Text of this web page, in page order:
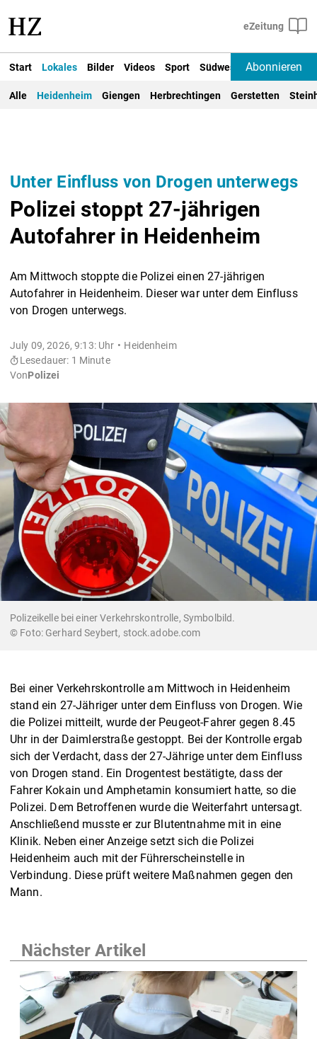
Start Lokales Bilder Videos Sport Südwest Deutschland
Abonnieren
Alle Heidenheim Giengen Herbrechtingen Gerstetten
Unter Einfluss von Drogen unterwegs
Polizei stoppt 27-jährigen
Autofahrer in Heidenheim
Am Mittwoch stoppte die Polizei einen 27-jährigen
Autofahrer in Heidenheim. Dieser war unter dem Einfluss
von Drogen unterwegs.
July 09, 2026, 9:13: Uhr
Heidenheim
Lesedauer: 1 Minute
VonPolizei
Polizeikelle bei einer Verkehrskontrolle, Symbolbild.
© Foto: Gerhard Seybert, stock.adobe.com
Bei einer Verkehrskontrolle am Mittwoch in Heidenheim
stand ein 27-Jähriger unter dem Einfluss von Drogen. Wie
die Polizei mitteilt, wurde der Peugeot-Fahrer gegen 8.45
Uhr in der Daimlerstraße gestoppt. Bei der Kontrolle ergab
sich der Verdacht, dass der 27-Jährige unter dem Einfluss
von Drogen stand. Ein Drogentest bestätigte, dass der
Fahrer Kokain und Amphetamin konsumiert hatte, so die
Polizei. Dem Betroffenen wurde die Weiterfahrt untersagt.
Anschließend musste er zur Blutentnahme mit in eine
Klinik. Neben einer Anzeige setzt sich die Polizei
Heidenheim auch mit der Führerscheinstelle in
Verbindung. Diese prüft weitere Maßnahmen gegen den
Mann.
Nächster Artikel